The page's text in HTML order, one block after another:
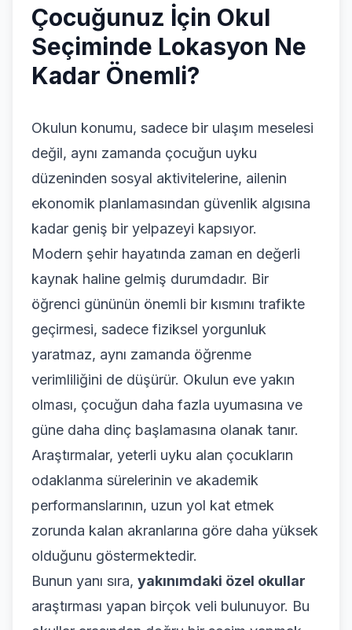
Giriş Yap
Çocuğunuz İçin Okul
Seçiminde Lokasyon Ne
Kadar Önemli?
Okulun konumu, sadece bir ulaşım meselesi
değil, aynı zamanda çocuğun uyku
düzeninden sosyal aktivitelerine, ailenin
ekonomik planlamasından güvenlik algısına
kadar geniş bir yelpazeyi kapsıyor.
Modern şehir hayatında zaman en değerli
kaynak haline gelmiş durumdadır. Bir
öğrenci gününün önemli bir kısmını trafikte
geçirmesi, sadece fiziksel yorgunluk
yaratmaz, aynı zamanda öğrenme
verimliliğini de düşürür. Okulun eve yakın
olması, çocuğun daha fazla uyumasına ve
güne daha dinç başlamasına olanak tanır.
Araştırmalar, yeterli uyku alan çocukların
odaklanma sürelerinin ve akademik
performanslarının, uzun yol kat etmek
zorunda kalan akranlarına göre daha yüksek
olduğunu göstermektedir.
Bunun yanı sıra, yakınımdaki özel okullar
araştırması yapan birçok veli bulunuyor. Bu